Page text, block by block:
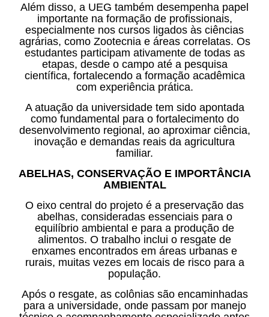
Além disso, a UEG também desempenha papel
importante na formação de profissionais,
especialmente nos cursos ligados às ciências
agrárias, como Zootecnia e áreas correlatas. Os
estudantes participam ativamente de todas as
etapas, desde o campo até a pesquisa
científica, fortalecendo a formação acadêmica
com experiência prática.
A atuação da universidade tem sido apontada
como fundamental para o fortalecimento do
desenvolvimento regional, ao aproximar ciência,
inovação e demandas reais da agricultura
familiar.
ABELHAS, CONSERVAÇÃO E IMPORTÂNCIA
AMBIENTAL
O eixo central do projeto é a preservação das
abelhas, consideradas essenciais para o
equilíbrio ambiental e para a produção de
alimentos. O trabalho inclui o resgate de
enxames encontrados em áreas urbanas e
rurais, muitas vezes em locais de risco para a
população.
Após o resgate, as colônias são encaminhadas
para a universidade, onde passam por manejo